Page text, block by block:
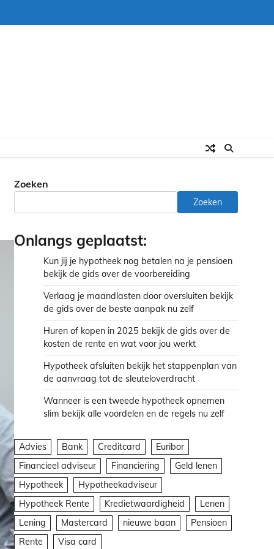
Zoeken
Zoeken
Onlangs geplaatst:
Kun jij je hypotheek nog betalen na je pensioen
bekijk de gids over de voorbereiding
Verlaag je maandlasten door oversluiten bekijk
de gids over de beste aanpak nu zelf
Huren of kopen in 2025 bekijk de gids over de
kosten de rente en wat voor jou werkt
Hypotheek afsluiten bekijk het stappenplan van
de aanvraag tot de sleuteloverdracht
Wanneer is een tweede hypotheek opnemen
slim bekijk alle voordelen en de regels nu zelf
Advies Bank Creditcard
Euribor
Financieel adviseur
Financiering
Geld lenen
Hypotheek
Hypotheekadviseur
Hypotheek Rente
Kredietwaardigheid
Lenen
Lening
Mastercard nieuwe baan
Pensioen
Rente
Visa card